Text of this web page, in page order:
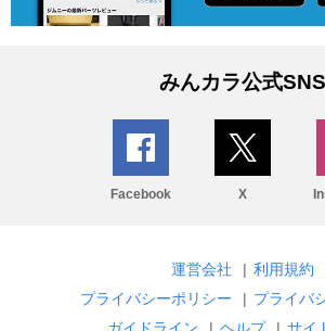
みんカラ公式SNS
Facebook X
運営会社 | 利用規約
プライバシーポリシー
| プライバ